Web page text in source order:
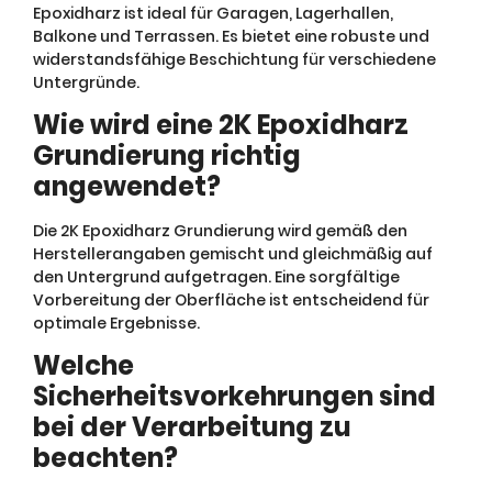
Epoxidharz ist ideal für Garagen, Lagerhallen,
Balkone und Terrassen. Es bietet eine robuste und
widerstandsfähige Beschichtung für verschiedene
Untergründe.
Wie wird eine 2K Epoxidharz
Grundierung richtig
angewendet?
Die 2K Epoxidharz Grundierung wird gemäß den
Herstellerangaben gemischt und gleichmäßig auf
den Untergrund aufgetragen. Eine sorgfältige
Vorbereitung der Oberfläche ist entscheidend für
optimale Ergebnisse.
Welche
Sicherheitsvorkehrungen sind
bei der Verarbeitung zu
beachten?